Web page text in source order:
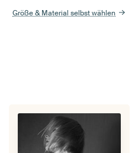
Größe & Material selbst wählen